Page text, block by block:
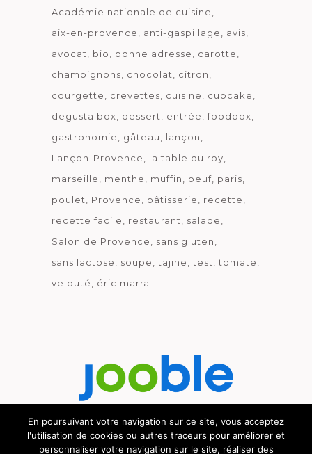
Académie nationale de cuisine
aix-en-provence
anti-gaspillage
avis
avocat
bio bonne adresse
carotte
champignons
chocolat
citron
courgette
crevettes cuisine
cupcake
degusta box
dessert entrée
foodbox
gastronomie
gâteau
lançon
Lançon-Provence
la table du roy
marseille
menthe muffin oeuf paris
poulet
Provence pâtisserie
recette
recette facile
restaurant
salade
Salon de Provence
sans gluten
sans lactose
soupe tajine test
tomate
velouté
éric marra
Découvrez le métier de la cuisine.
En poursuivant votre navigation sur ce site, vous acceptez
l'utilisation de cookies ou autres traceurs pour améliorer et
personnaliser votre navigation sur le site, réaliser des